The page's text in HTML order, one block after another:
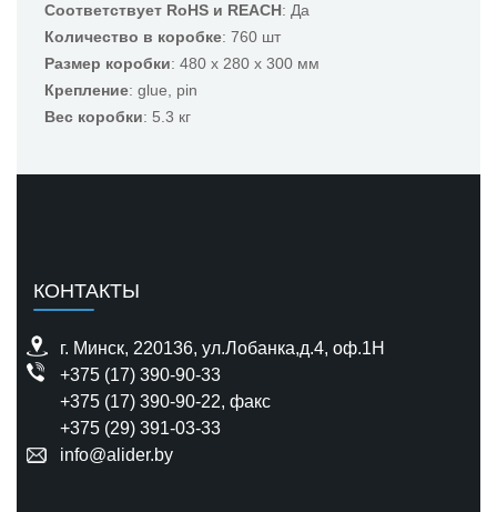
Соответствует RoHS и REACH: Да
Количество в коробке: 760 шт
Размер коробки: 480 x 280 x 300 мм
Крепление: glue, pin
Вес коробки: 5.3 кг
КОНТАКТЫ
г. Минск, 220136, ул.Лобанка,д.4, оф.1H
+375 (17) 390-90-33
+375 (17) 390-90-22, факс
+375 (29) 391-03-33
info@alider.by